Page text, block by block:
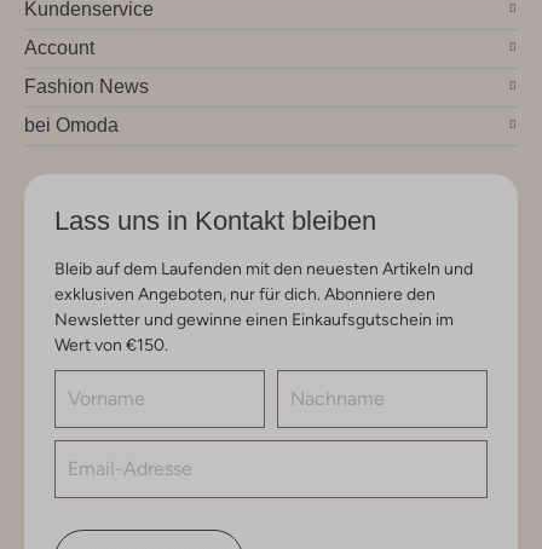
Kundenservice
Account
Fashion News
bei Omoda
Lass uns in Kontakt bleiben
Bleib auf dem Laufenden mit den neuesten Artikeln und
exklusiven Angeboten, nur für dich. Abonniere den
Newsletter und gewinne einen Einkaufsgutschein im
Wert von €150.